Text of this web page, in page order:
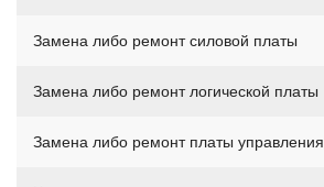
Замена либо ремонт силовой платы
Замена либо ремонт логической платы
Замена либо ремонт платы управления